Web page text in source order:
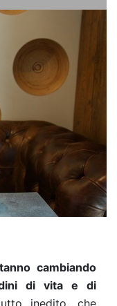
cambiando
di vita e di
inedito, che